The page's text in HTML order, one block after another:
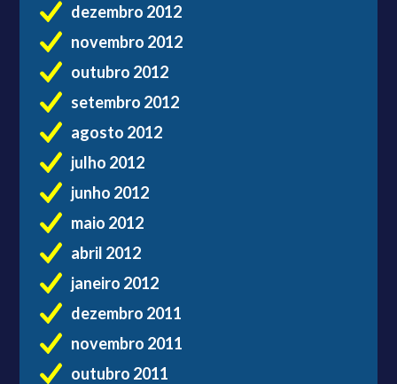
dezembro 2012
novembro 2012
outubro 2012
setembro 2012
agosto 2012
julho 2012
junho 2012
maio 2012
abril 2012
janeiro 2012
dezembro 2011
novembro 2011
outubro 2011